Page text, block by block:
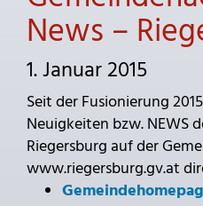
News –
1. Januar 2015
Seit der Fusionierung
Neuigkeiten bzw. NEWS
Riegersburg auf der
www.riegersburg.gv.at